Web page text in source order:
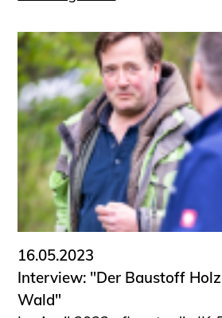
16.05.2023
Interview: "Der Baustoff
Wald"